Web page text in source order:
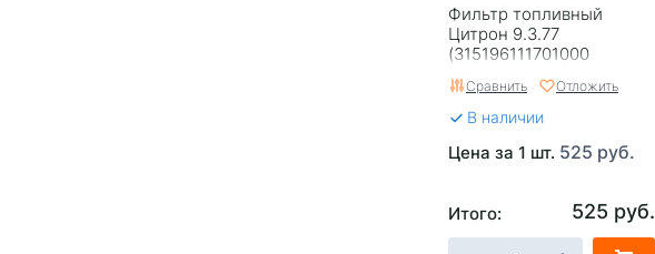
Фильтр топливный
Цитрон 9.3.77
(315196111701000
Сравнить Отложить
В наличии
Цена за 1 шт. 525 руб.
Итого: 525 руб.